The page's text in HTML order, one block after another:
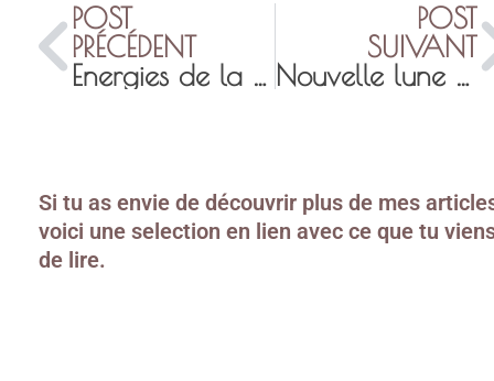
POST
PRÉCÉDENT
Energies de la Pleine Lune du 9 Juin 2017 * Régénération pour marcher sur une nouvelle terre
POST
SUIVANT
Nouvelle lune du 23 juillet 2017 : très fortes énergies en action pour l’ouverture des coeurs ♥
Si tu as envie de découvrir plus de mes
voici une selection en lien avec ce que tu
de lire.